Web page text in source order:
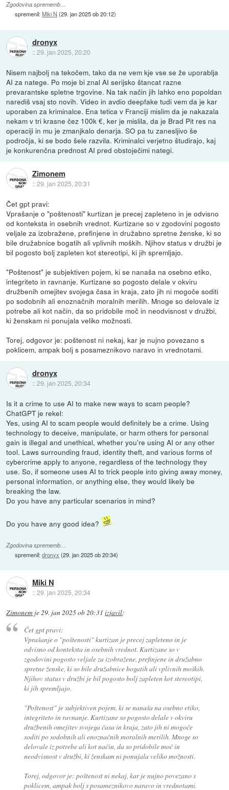
Zgodovina sprememb…
spremenil:Miki N(29. jan 2025 ob 20:12)
dronyx
::29. jan 2025, 20:20
Nisem najbolj na tekočem, tako da ne vem kje vse se že uporablja
AI za natege. Po moje bi znal AI serijsko štancat razne
prevarantske spletne trgovine. Na tak način jih lahko eno popoldan
narediš vsaj sto novih. Video in avdio deepfake tudi vem da je kar
uporaben za kriminalce. Ena tetica v Franciji mislim da je nakazala
nekam v tri krasne čez 100k €, ker je mislila, da je Brad Pit res na
operaciji in mu je zmanjkalo denarja. SO pa tu zanesljivo še
področja, ki se bodo šele razvila. Kriminalci verjetno študirajo, kaj
je konkurenčna prednost AI pred obstoječimi nategi.
Zimonem
::29. jan 2025, 20:31
Čet gpt pravi:
Vprašanje o "poštenosti" kurtizan je precej zapleteno in je odvisno
od konteksta in osebnih vrednot. Kurtizane so v zgodovini pogosto
veljale za izobražene, prefinjene in družabno spretne ženske, ki so
bile družabnice bogatih ali vplivnih moških. Njihov status v družbi je
bil pogosto bolj zapleten kot stereotipi, ki jih spremljajo.
"Poštenost" je subjektiven pojem, ki se nanaša na osebno etiko,
integriteto in ravnanje. Kurtizane so pogosto delale v okviru
družbenih omejitev svojega časa in kraja, zato jih ni mogoče soditi
po sodobnih ali enoznačnih moralnih merilih. Mnoge so delovale iz
potrebe ali kot način, da so pridobile moč in neodvisnost v družbi,
ki ženskam ni ponujala veliko možnosti.
Torej, odgovor je: poštenost ni nekaj, kar je nujno povezano s
poklicem, ampak bolj s posameznikovo naravo in vrednotami.
dronyx
::29. jan 2025, 20:34
Is it a crime to use AI to make new ways to scam people?
ChatGPT je rekel:
Yes, using AI to scam people would definitely be a crime. Using
technology to deceive, manipulate, or harm others for personal
gain is illegal and unethical, whether you're using AI or any other
tool. Laws surrounding fraud, identity theft, and various forms of
cybercrime apply to anyone, regardless of the technology they
use. So, if someone uses AI to trick people into giving away money,
personal information, or anything else, they would likely be
breaking the law.
Do you have any particular scenarios in mind?
Do you have any good idea?
Zgodovina sprememb…
spremenil:dronyx (29. jan 2025 ob 20:34)
Miki N
::29. jan 2025, 20:34
Zimonem je29. jan 2025 ob 20:31 izjavil:
Čet gpt pravi:
Vprašanje o "poštenosti" kurtizan je precej zapleteno in je
odvisno od konteksta in osebnih vrednot. Kurtizane so v
zgodovini pogosto veljale za izobražene, prefinjene in družabno
spretne ženske, ki so bile družabnice bogatih ali vplivnih moških.
Njihov status v družbi je bil pogosto bolj zapleten kot stereotipi,
ki jih spremljajo.
"Poštenost" je subjektiven pojem, ki se nanaša na osebno etiko,
integriteto in ravnanje. Kurtizane so pogosto delale v okviru
družbenih omejitev svojega časa in kraja, zato jih ni mogoče
soditi po sodobnih ali enoznačnih moralnih merilih. Mnoge so
delovale iz potrebe ali kot način, da so pridobile moč in
neodvisnost v družbi, ki ženskam ni ponujala veliko možnosti.
Torej, odgovor je: poštenost ni nekaj, kar je nujno povezano s
poklicem, ampak bolj s posameznikovo naravo in vrednotami.